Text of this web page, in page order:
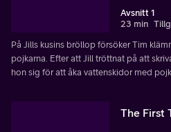
Avsnitt 1
23 min
På Jills kusins bröllop försöker Tim
pojkarna. Efter att Jill tröttnat på att
hon sig för att åka vattenskidor med
The First